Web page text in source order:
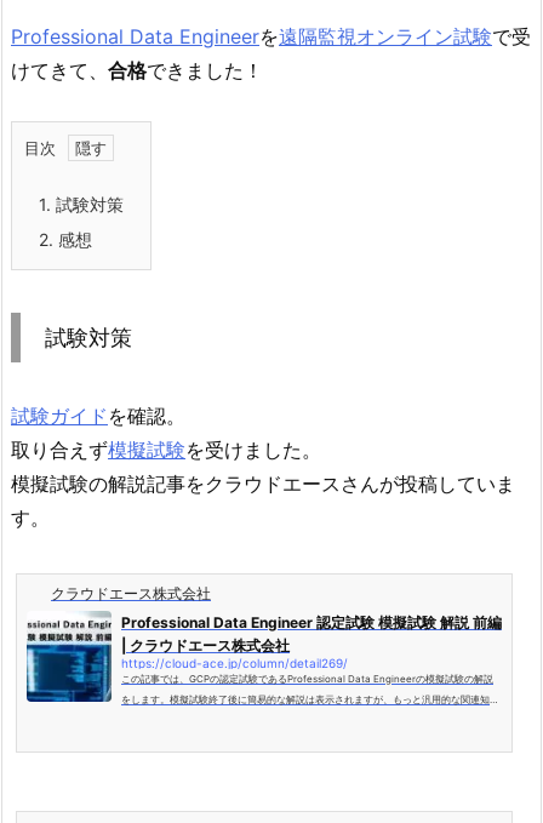
Professional Data Engineerを遠隔監視オンライン試験で受
けてきて、 合格できました！
目次
1. 試験対策
2. 感想
試験対策
試験ガイド を確認。
取り合えず模擬試験を受けました。
模擬試験の解説記事をクラウドエースさんが投稿していま
す。
クラウドエース株式会社
Professional Data Engineer 認定試験 模擬試験 解説 前編
| クラウドエース株式会社
https://cloud-ace.jp/column/detail269/
この記事では、GCPの認定試験であるProfessional Data Engineerの模擬試験の解説
をします。模擬試験終了後に簡易的な解説は表示されますが、もっと汎用的な関連知識